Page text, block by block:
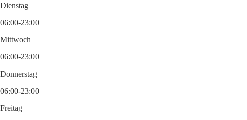
Dienstag
06:00-23:00
Mittwoch
06:00-23:00
Donnerstag
06:00-23:00
Freitag